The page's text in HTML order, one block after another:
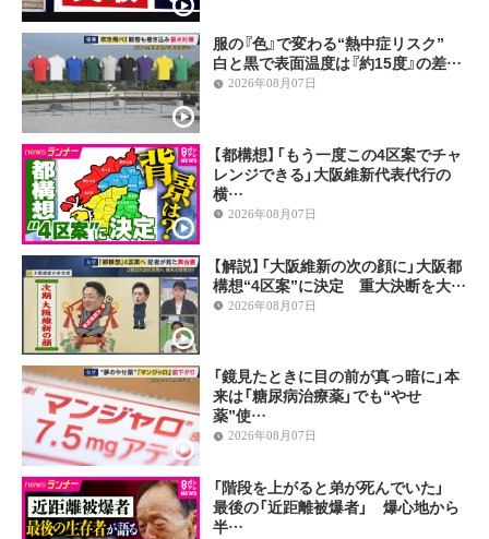
服の『色』で変わる“熱中症リスク”
白と黒で表面温度は『約15度』の差…
2026年08月07日
【都構想】「もう一度この4区案でチャ
レンジできる」大阪維新代表代行の
横…
2026年08月07日
【解説】「大阪維新の次の顔に」大阪都
構想“4区案”に決定 重大決断を大…
2026年08月07日
「鏡見たときに目の前が真っ暗に」本
来は「糖尿病治療薬」でも“やせ
薬”使…
2026年08月07日
「階段を上がると弟が死んでいた」
最後の「近距離被爆者」 爆心地から
半…